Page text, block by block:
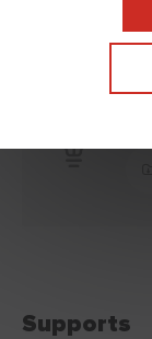
Supports